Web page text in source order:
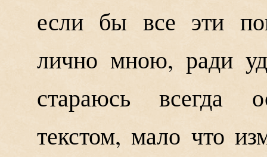
если бы все эти
лично мною, ради
стараюсь всегда
текстом, мало что